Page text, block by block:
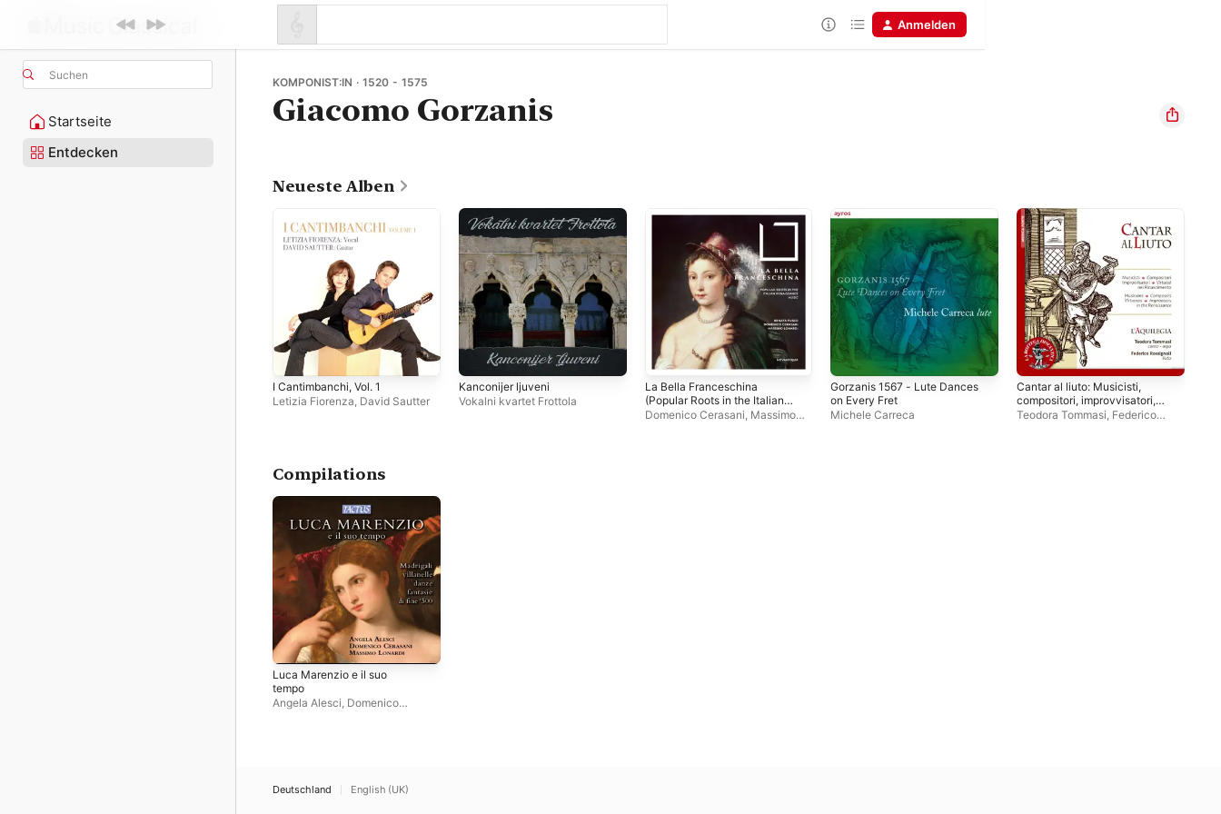
Suchen
Startseite
Entdecken
Anmelden
KOMPONIST:IN · 1520 - 1575
Giacomo Gorzanis
Neueste Alben
I Cantimbanchi, Vol. 1
Letizia Fiorenza David Sautter
Kanconijer ljuveni
Vokalni kvartet Frottola
La Bella Franceschina
(Popular Roots in the Italian
Renaissance Music)
Domenico Cerasani Massimo
Gorzanis 1567 - Lute Dances
on Every Fret
Michele Carreca
Cantar al liuto: Musicisti,
compositori, improvvisatori,
virtuosi nel Rinascimento -
Teodora Tommasi Federico
Compilations
Luca Marenzio e il suo
tempo
Angela Alesci Domenico
Deutschland English (UK)